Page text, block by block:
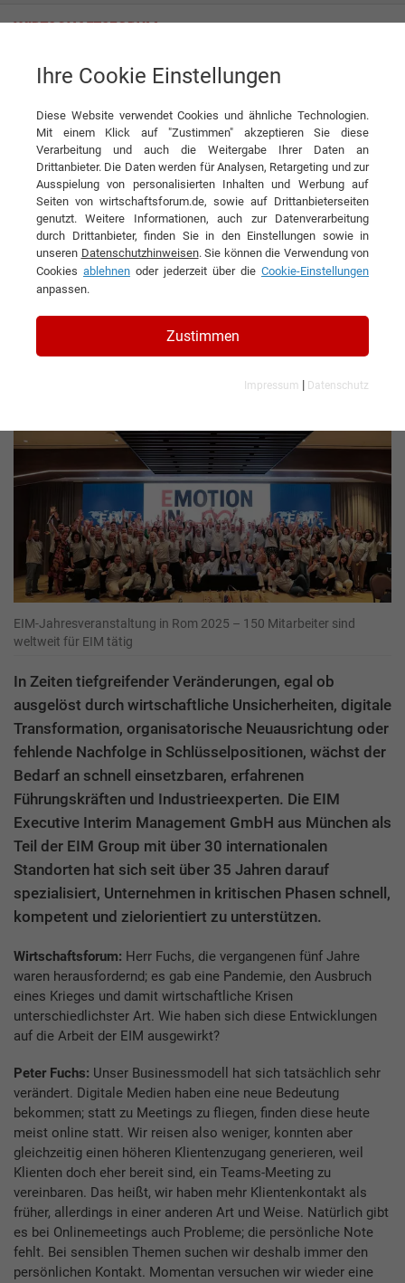
EIM Executive Interim Management GmbH
Interview EIM Executive Interim Management GmbH
DIESEN ARTIKEL EMPFEHLEN
Der Partner für den Wandel
Interview mit Peter Fuchs,
Geschäftsführer der EIM Executive Interim
Management GmbH Deutschland und
Managing Partner der internationalen EIM
EIM-Jahresveranstaltung in Rom 2025 – 150 Mitarbeiter sind
weltweit für EIM tätig
In Zeiten tiefgreifender Veränderungen, egal ob
ausgelöst durch wirtschaftliche Unsicherheiten, digitale
Transformation, organisatorische Neuausrichtung oder
fehlende Nachfolge in Schlüsselpositionen, wächst der
Bedarf an schnell einsetzbaren, erfahrenen
Führungskräften und Industrieexperten. Die EIM
Executive Interim Management GmbH aus München als
Teil der EIM Group mit über 30 internationalen
Standorten hat sich seit über 35 Jahren darauf
spezialisiert, Unternehmen in kritischen Phasen schnell,
kompetent und zielorientiert zu unterstützen.
Wirtschaftsforum: Herr Fuchs, die vergangenen fünf Jahre
waren herausfordernd; es gab eine Pandemie, den Ausbruch
eines Krieges und damit wirtschaftliche Krisen
unterschiedlichster Art. Wie haben sich diese Entwicklungen
auf die Arbeit der EIM ausgewirkt?
Peter Fuchs: Unser Businessmodell hat sich tatsächlich sehr
verändert. Digitale Medien haben eine neue Bedeutung
bekommen; statt zu Meetings zu fliegen, finden diese heute
meist online statt. Wir reisen also weniger, konnten aber
gleichzeitig einen höheren Klientenzugang generieren, weil
Klienten doch eher bereit sind, ein Teams-Meeting zu
vereinbaren. Das heißt, wir haben mehr Klientenkontakt als
früher, allerdings in einer anderen Art und Weise. Natürlich gibt
es bei Onlinemeetings auch Probleme; die persönliche Note
fehlt. Bei sensiblen Themen suchen wir deshalb immer den
persönlichen Kontakt. Momentan versuchen wir wieder eine
Ihre Cookie Einstellungen
Diese Website verwendet Cookies und ähnliche Technologien.
Mit einem Klick auf "Zustimmen" akzeptieren Sie diese
Verarbeitung und auch die Weitergabe Ihrer Daten an
Drittanbieter. Die Daten werden für Analysen, Retargeting und zur
Ausspielung von personalisierten Inhalten und Werbung auf
Seiten von wirtschaftsforum.de, sowie auf Drittanbieterseiten
genutzt. Weitere Informationen, auch zur Datenverarbeitung
durch Drittanbieter, finden Sie in den Einstellungen sowie in
unseren Datenschutzhinweisen. Sie können die Verwendung von
Cookies ablehnen oder jederzeit über die Cookie-Einstellungen
anpassen.
Zustimmen
Impressum | Datenschutz